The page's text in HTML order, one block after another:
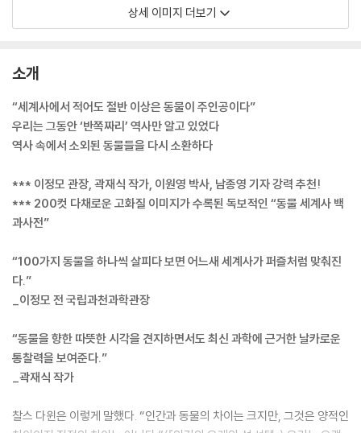
상세 이미지 더보기
소개
“세계사에서 적어도 절반 이상은 동물이 주인공이다”
우리는 그동안 ‘반쪽짜리’ 역사만 알고 있었다
역사 속에서 소외된 동물들을 다시 소환하다
*** 이정모 관장, 곽재식 작가, 이원영 박사, 남종영 기자 강력 추천!
*** 200컷 다채로운 고화질 이미지가 수록된 독보적인 “동물 세계사 백
과사전”
“100가지 동물을 하나씩 살피다 보면 어느새 세계사가 퍼즐처럼 맞춰진
다.”
_이정모 전 국립과천과학관장
“동물을 향한 따뜻한 시각을 견지하면서도 최신 과학에 근거한 날카로운
통찰력을 보여준다.”
_곽재식 작가
찰스 다윈은 이렇게 말했다. “인간과 동물의 차이는 크지만, 그것은 양적인